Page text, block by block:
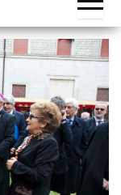
a
v
i
a
z
i